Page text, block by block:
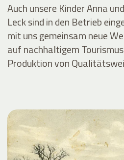
Auch unsere Kinder Anna
Leck sind in den Betrieb
mit uns gemeinsam neue
auf nachhaltigem
Produktion von